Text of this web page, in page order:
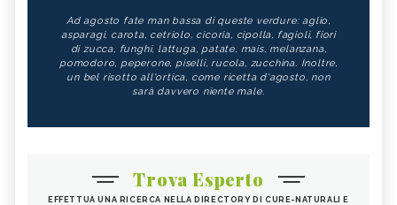
Ad agosto fate man bassa di queste verdure: aglio,
asparagi, carota, cetriolo, cicoria, cipolla, fagioli, fiori
di zucca, funghi, lattuga, patate, mais, melanzana,
pomodoro, peperone, piselli, rucola, zucchina. Inoltre,
un bel risotto all'ortica, come ricetta d'agosto, non
sarà davvero niente male.
Trova Esperto
EFFETTUA UNA RICERCA NELLA DIRECTORY DI CURE-NATURALI E